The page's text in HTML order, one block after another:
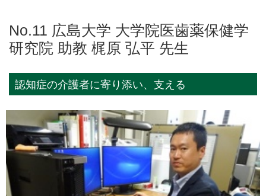
No.11 広島大学 大学院医歯薬保健学
研究院 助教 梶原 弘平 先生
認知症の介護者に寄り添い、支える